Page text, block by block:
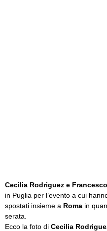
Cecilia Rodriguez e
in Puglia per l’evento a cui
spostati insieme a Roma in
serata.
Ecco la foto di Cecilia